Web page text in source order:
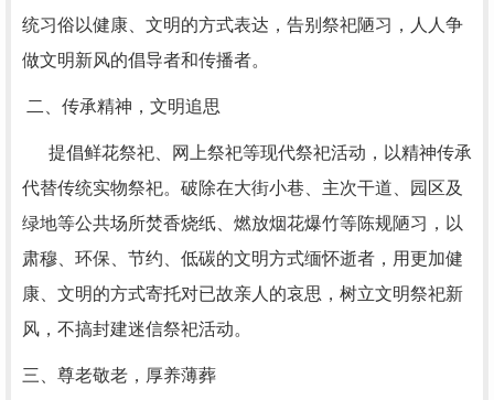
统习俗以健康、文明的方式表达，告别祭祀陋习，人人争
做文明新风的倡导者和传播者。
二、传承精神，文明追思
提倡鲜花祭祀、网上祭祀等现代祭祀活动，以精神传承
代替传统实物祭祀。破除在大街小巷、主次干道、园区及
绿地等公共场所焚香烧纸、燃放烟花爆竹等陈规陋习，以
肃穆、环保、节约、低碳的文明方式缅怀逝者，用更加健
康、文明的方式寄托对已故亲人的哀思，树立文明祭祀新
风，不搞封建迷信祭祀活动。
三、尊老敬老，厚养薄葬